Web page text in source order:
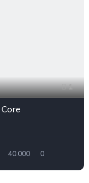
1
40.000 0